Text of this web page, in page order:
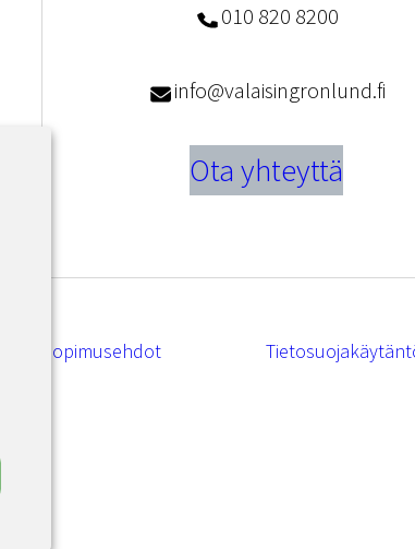
010 820 8200
info@valaisingronlund.fi
Ota yhteyttä
Sopimusehdot